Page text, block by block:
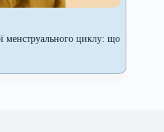
менструального циклу: що